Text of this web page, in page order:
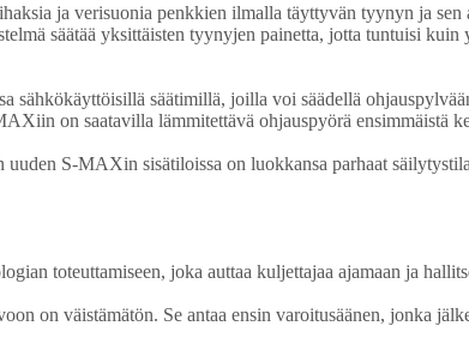
ja verisuonia penkkien ilmalla täyttyvän tyynyn ja sen
säätää yksittäisten tyynyjen painetta, jotta tuntuisi kuin
säätimillä, joilla voi säädellä
on saatavilla lämmitettävä ohjauspyörä ensimmäistä
S-MAXin sisätiloissa on luokkansa parhaat
toteuttamiseen, joka auttaa kuljettajaa ajamaan ja
on väistämätön. Se antaa ensin varoitusäänen, jonka